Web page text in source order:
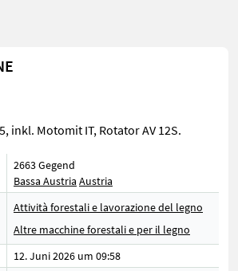
inkl. Motomit IT, Rotator AV 12S.
2663 Gegend
Bassa Austria Austria
Attività forestali e lavorazione del legno
Altre macchine forestali e per il legno
12. Juni 2026 um 09:58